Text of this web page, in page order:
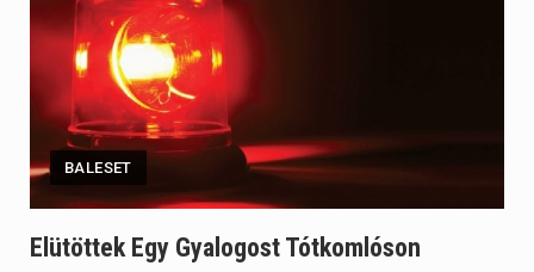
BALESET
Elütöttek Egy Gyalogost Tótkomlóson